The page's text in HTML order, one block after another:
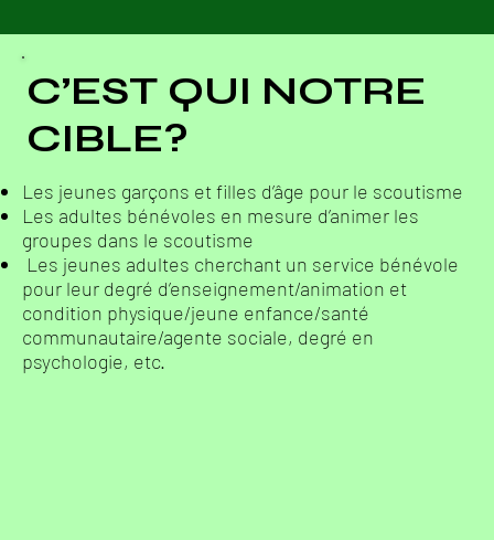
C’EST QUI NOTRE
CIBLE?
Les jeunes garçons et filles d’âge pour le scoutisme
Les adultes bénévoles en mesure d’animer les
groupes dans le scoutisme
Les jeunes adultes cherchant un service bénévole
pour leur degré d’enseignement/animation et
condition physique/jeune enfance/santé
communautaire/agente sociale, degré en
psychologie, etc.